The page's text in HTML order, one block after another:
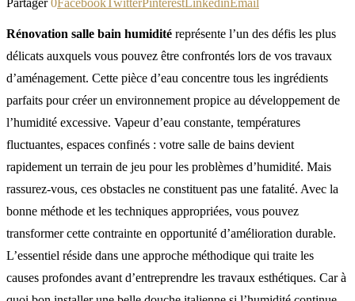
Rénovation salle bain humidité représente l’un des défis les plus
délicats auxquels vous pouvez être confrontés lors de vos travaux
d’aménagement. Cette pièce d’eau concentre tous les ingrédients
parfaits pour créer un environnement propice au développement de
l’humidité excessive. Vapeur d’eau constante, températures
fluctuantes, espaces confinés : votre salle de bains devient
rapidement un terrain de jeu pour les problèmes d’humidité. Mais
rassurez-vous, ces obstacles ne constituent pas une fatalité. Avec la
bonne méthode et les techniques appropriées, vous pouvez
transformer cette contrainte en opportunité d’amélioration durable.
L’essentiel réside dans une approche méthodique qui traite les
causes profondes avant d’entreprendre les travaux esthétiques. Car à